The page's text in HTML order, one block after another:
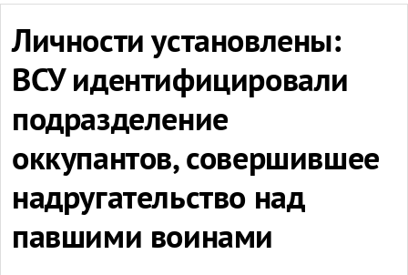
Личности установлены:
ВСУ идентифицировали
подразделение
оккупантов, совершившее
надругательство над
павшими воинами